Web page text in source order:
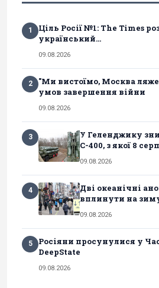
1
Ціль Росії №1: The Times
український...
09.08.2026
2
"Ми вистоїмо, Москва
умов завершення війни
09.08.2026
3
У Геленджику
С-400, з якої 8
09.08.2026
4
Дві океанічні
вплинути на
09.08.2026
5
Росіяни просунулися у
DeepState
09.08.2026